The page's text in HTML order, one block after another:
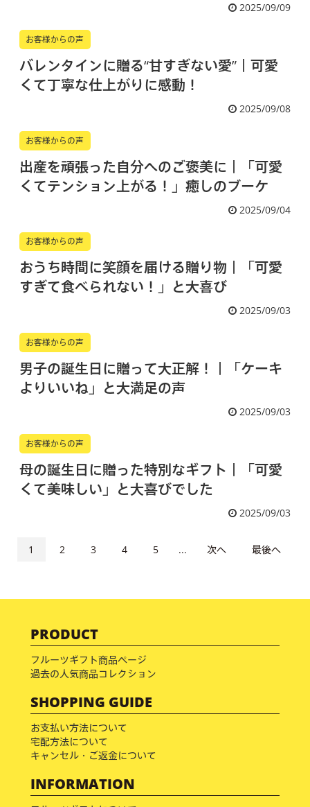
2025/09/09
お客様からの声
バレンタインに贈る“甘すぎない愛”｜可愛
くて丁寧な仕上がりに感動！
2025/09/08
お客様からの声
出産を頑張った自分へのご褒美に｜「可愛
くてテンション上がる！」癒しのブーケ
2025/09/04
お客様からの声
おうち時間に笑顔を届ける贈り物｜「可愛
すぎて食べられない！」と大喜び
2025/09/03
お客様からの声
男子の誕生日に贈って大正解！｜「ケーキ
よりいいね」と大満足の声
2025/09/03
お客様からの声
母の誕生日に贈った特別なギフト｜「可愛
くて美味しい」と大喜びでした
2025/09/03
1 2 3 4 5 ... 次へ 最後へ
PRODUCT
フルーツギフト商品ページ
過去の人気商品コレクション
SHOPPING GUIDE
お支払い方法について
宅配方法について
キャンセル・ご返金について
INFORMATION